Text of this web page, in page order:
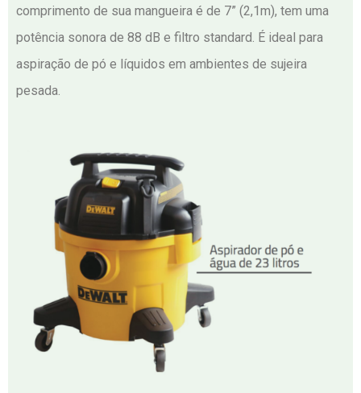
comprimento de sua mangueira é de 7” (2,1m), tem uma
potência sonora de 88 dB e filtro standard. É ideal para
aspiração de pó e líquidos em ambientes de sujeira
pesada.